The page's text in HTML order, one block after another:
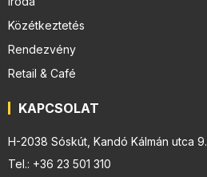
Közétkeztetés
Rendezvény
Retail & Café
KAPCSOLAT
H-2038 Sóskút, Kandó Kálmán utca 9.
Tel.: +36 23 501 310